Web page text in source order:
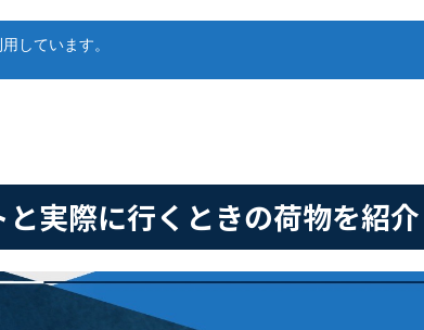
しています。
実際に行くときの荷物を紹介